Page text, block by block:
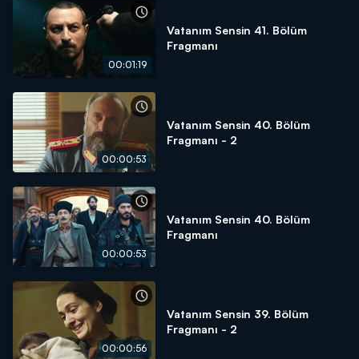
00:01:19
Vatanım Sensin 41. Bölüm
Fragmanı
00:00:53
Vatanım Sensin 40. Bölüm
Fragmanı - 2
00:00:53
Vatanım Sensin 40. Bölüm
Fragmanı
00:00:56
Vatanım Sensin 39. Bölüm
Fragmanı - 2